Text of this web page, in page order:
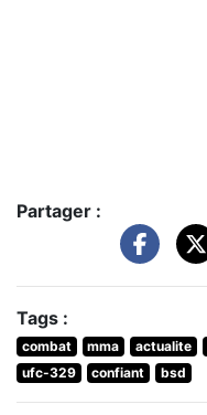
Partager :
Tags :
combat mma actualite
ufc-329
confiant bsd